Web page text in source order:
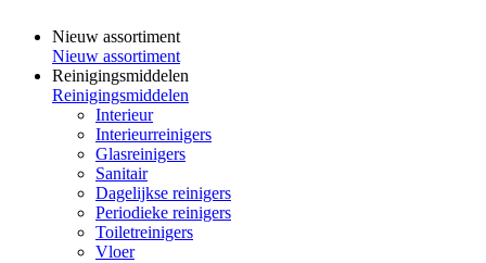
Nieuw assortiment
Nieuw assortiment
Reinigingsmiddelen
Reinigingsmiddelen
Interieur
Interieurreinigers
Glasreinigers
Sanitair
Dagelijkse reinigers
Periodieke reinigers
Toiletreinigers
Vloer